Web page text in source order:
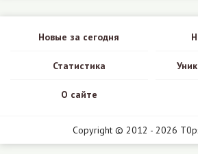
Новые за сегодня
Статистика
О сайте
Copyright © 2012 - 2026